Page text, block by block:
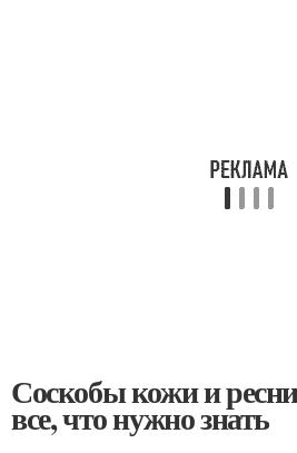
Соскобы кожи и
все, что нужно знать